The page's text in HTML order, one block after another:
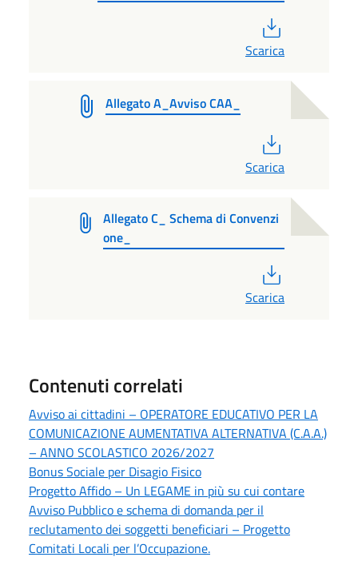
Scarica
Allegato A_Avviso CAA_
Scarica
Allegato C_ Schema di Convenzi
one_
Scarica
Contenuti correlati
Avviso ai cittadini – OPERATORE EDUCATIVO PER LA
COMUNICAZIONE AUMENTATIVA ALTERNATIVA (C.A.A.)
– ANNO SCOLASTICO 2026/2027
Bonus Sociale per Disagio Fisico
Progetto Affido – Un LEGAME in più su cui contare
Avviso Pubblico e schema di domanda per il
reclutamento dei soggetti beneficiari – Progetto
Comitati Locali per l’Occupazione.